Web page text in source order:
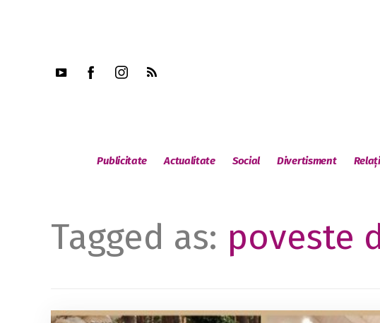
Publicitate Actualitate Social Divertisment
Tagged as: poveste